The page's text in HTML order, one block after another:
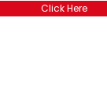
Click Here